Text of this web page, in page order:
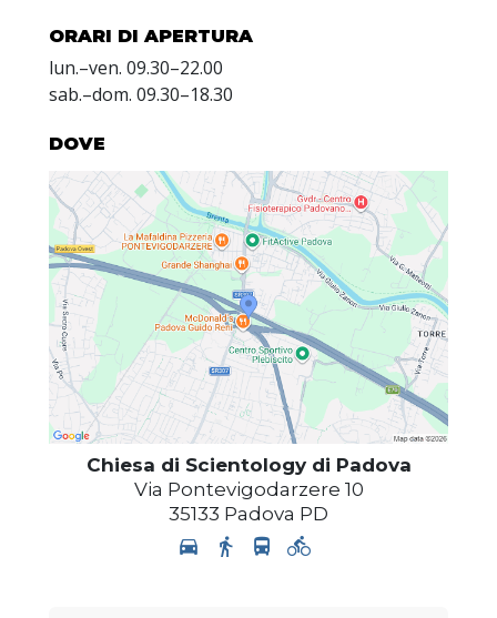
ORARI DI APERTURA
lun.–ven. 09.30–22.00
sab.–dom. 09.30–18.30
DOVE
Chiesa di Scientology di Padova
Via Pontevigodarzere 10
35133 Padova PD